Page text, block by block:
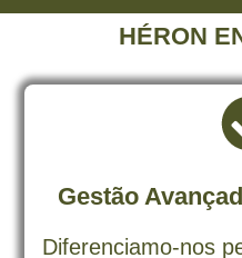
HÉRON
Gestão
Diferenciamo-nos